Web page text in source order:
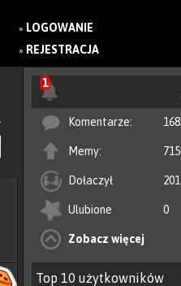
» LOGOWANIE
» REJESTRACJA
1
Komentarze:
Memy:
Dołaczył
Ulubione 0
Zobacz więcej
Top 10 użytkowników